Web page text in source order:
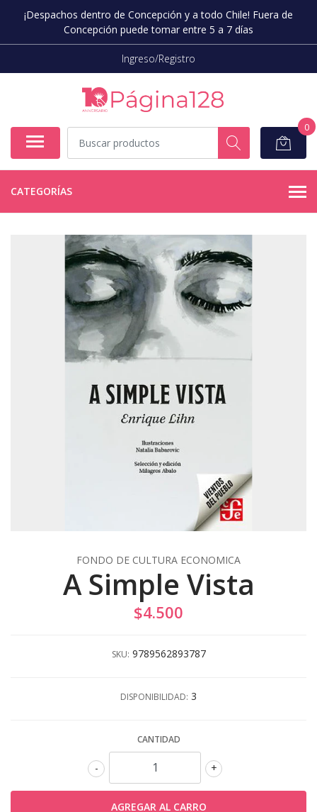
¡Despachos dentro de Concepción y a todo Chile! Fuera de
Concepción puede tomar entre 5 a 7 días
Ingreso/Registro
0
CATEGORÍAS
FONDO DE CULTURA ECONOMICA
A Simple Vista
$4.500
SKU: 9789562893787
DISPONIBILIDAD: 3
CANTIDAD
+
-